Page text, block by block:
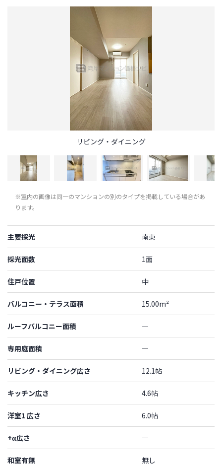
リビング・ダイニング
※室内の画像は同一のマンションの別のタイプを掲載している場合があ
ります。
主要採光 南東
採光面数 1面
住戸位置 中
バルコニー・テラス面積 15.00m²
ルーフバルコニー面積 ―
専用庭面積 ―
リビング・ダイニング広さ 12.1帖
キッチン広さ 4.6帖
洋室1 広さ 6.0帖
+α広さ ―
和室有無 無し